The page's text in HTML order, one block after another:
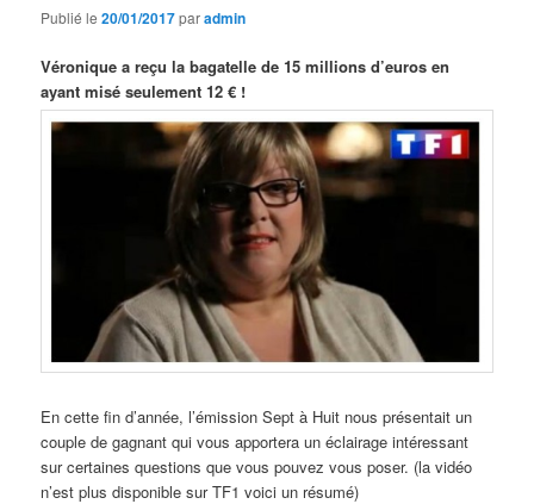
Publié le20/01/2017paradmin
Véronique a reçu la bagatelle de 15 millions d’euros en
ayant misé seulement 12 € !
En cette fin d’année, l’émission Sept à Huit nous présentait un
couple de gagnant qui vous apportera un éclairage intéressant
sur certaines questions que vous pouvez vous poser. (la vidéo
n’est plus disponible sur TF1 voici un résumé)